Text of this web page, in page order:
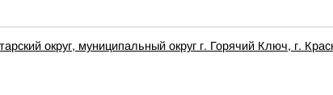
округ, муниципальный округ г. Горячий Ключ, г.